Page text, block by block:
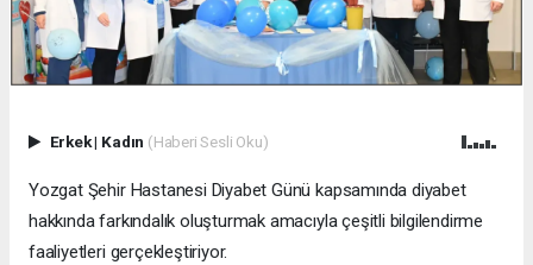
Erkek| Kadın (Haberi Sesli Oku)
Yozgat Şehir Hastanesi Diyabet Günü kapsamında diyabet
hakkında farkındalık oluşturmak amacıyla çeşitli bilgilendirme
faaliyetleri gerçekleştiriyor.